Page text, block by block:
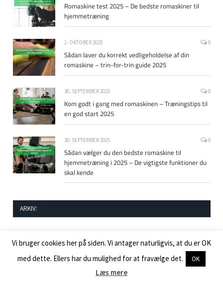
Romaskine test 2025 – De bedste romaskiner til
hjemmetræning
1. OKTOBER 2025 0
Sådan laver du korrekt vedligeholdelse af din
romaskine – trin-for-trin guide 2025
30. SEPTEMBER 2025 0
Kom godt i gang med romaskinen – Træningstips til
en god start 2025
30. SEPTEMBER 2025 0
Sådan vælger du den bedste romaskine til
hjemmetræning i 2025 – De vigtigste funktioner du
skal kende
ARKIV:
april 2026
oktober 2025(2)
Vi bruger cookies her på siden. Vi antager naturligvis, at du er OK
med dette. Ellers har du mulighed for at fravælge det.
OK
Læs mere